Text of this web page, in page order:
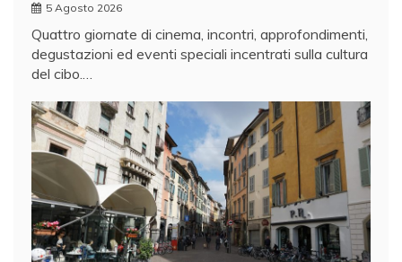
5 Agosto 2026
Quattro giornate di cinema, incontri, approfondimenti,
degustazioni ed eventi speciali incentrati sulla cultura
del cibo.…